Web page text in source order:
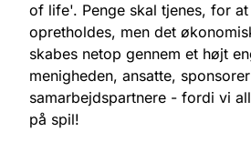
of life'. Penge skal tjenes, for
opretholdes, men det
skabes netop gennem et højt
menigheden, ansatte,
samarbejdspartnere - fordi vi
på spil!